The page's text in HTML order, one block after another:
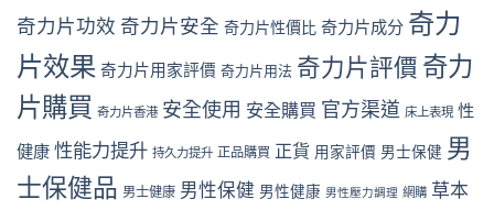
次
懂〉
中
與
家
口
碑
全
對
比
（2026
品
全
面
比
較：
成
效
價
奇力片功效 奇力片安全 奇力片性價比 奇力片成分 奇力
片效果 奇力片用家評價 奇力片用法 奇力片評價 奇力
片購買 奇力片香港 安全使用 安全購買 官方渠道 床上表現 性
健康 性能力提升 持久力提升 正品購買 正貨 用家評價 男士保健 男
士保健品 男士健康 男性保健 男性健康 男性壓力調理 網購 草本